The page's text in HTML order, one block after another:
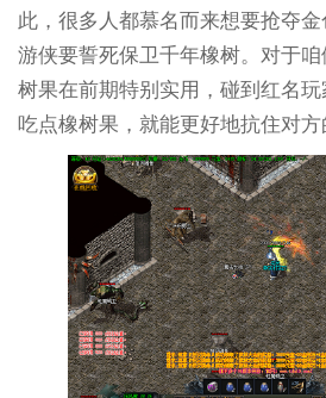
此，很多人都慕名而来想要抢夺
游侠要誓死保卫千年橡树。对于
树果在前期特别实用，碰到红名
吃点橡树果，就能更好地抗住对方